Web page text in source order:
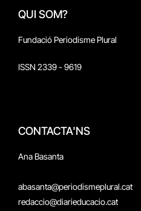
QUI SOM?
Fundació Periodisme Plural
ISSN 2339 - 9619
CONTACTA'NS
Ana Basanta
abasanta@periodismeplural.cat
redaccio@diarieducacio.cat